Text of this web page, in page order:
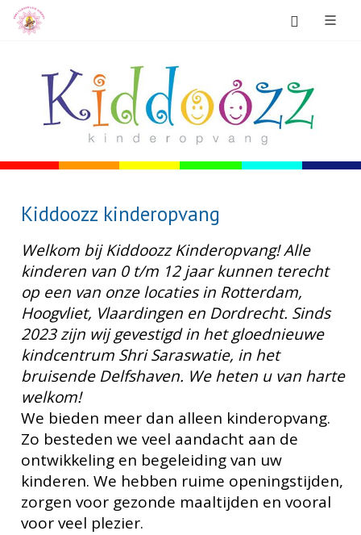
Kiddoozz kinderopvang
Welkom bij Kiddoozz Kinderopvang! Alle
kinderen van 0 t/m 12 jaar kunnen terecht
op een van onze locaties in Rotterdam,
Hoogvliet, Vlaardingen en Dordrecht. Sinds
2023 zijn wij gevestigd in het gloednieuwe
kindcentrum Shri Saraswatie, in het
bruisende Delfshaven. We heten u van harte
welkom!
We bieden meer dan alleen kinderopvang.
Zo besteden we veel aandacht aan de
ontwikkeling en begeleiding van uw
kinderen. We hebben ruime openingstijden,
zorgen voor gezonde maaltijden en vooral
voor veel plezier.